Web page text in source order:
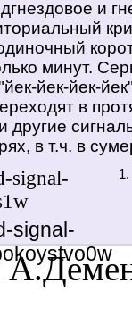
и
минут.
йек-йек-
в
другие
в т.ч. в